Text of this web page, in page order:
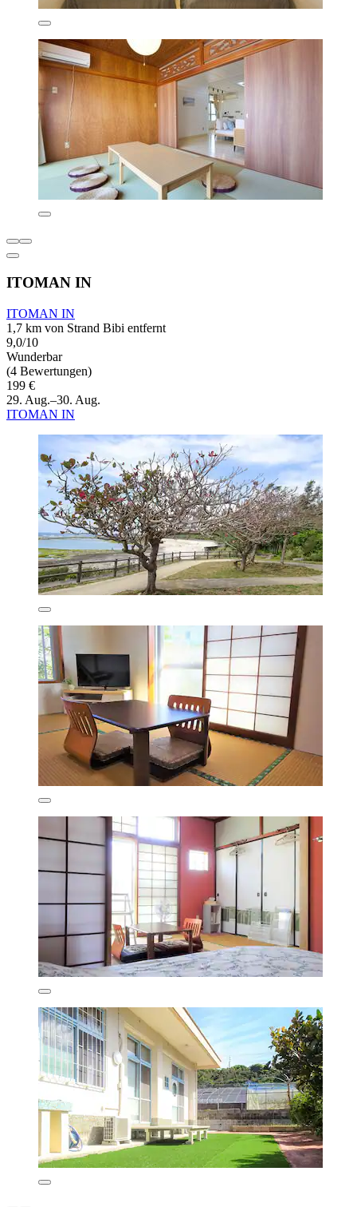
ITOMAN IN
ITOMAN IN
1,7 km von Strand Bibi entfernt
9,0/10
Wunderbar
(4 Bewertungen)
199 €
29. Aug.–30. Aug.
ITOMAN IN